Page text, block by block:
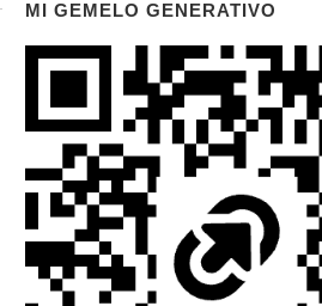
MI GEMELO GENERATIVO